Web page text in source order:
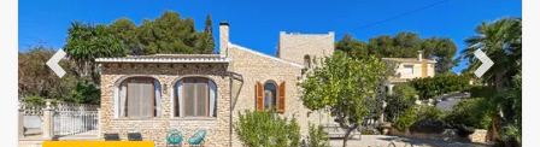
Previous Next